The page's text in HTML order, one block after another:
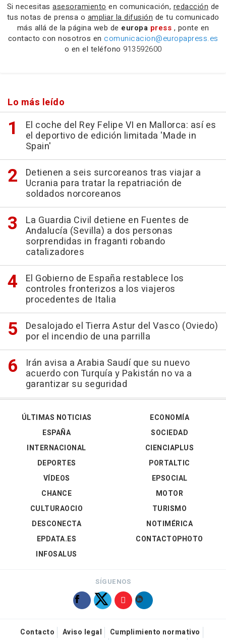
Si necesitas asesoramiento en comunicación, redacción de
tus notas de prensa o ampliar la difusión de tu comunicado
más allá de la página web de europa press , ponte en
contacto con nosotros en comunicacion@europapress.es
o en el teléfono 913592600
Lo más leído
El coche del Rey Felipe VI en Mallorca: así es
el deportivo de edición limitada 'Made in
Spain'
Detienen a seis surcoreanos tras viajar a
Ucrania para tratar la repatriación de
soldados norcoreanos
La Guardia Civil detiene en Fuentes de
Andalucía (Sevilla) a dos personas
sorprendidas in fraganti robando
catalizadores
El Gobierno de España restablece los
controles fronterizos a los viajeros
procedentes de Italia
Desalojado el Tierra Astur del Vasco (Oviedo)
por el incendio de una parrilla
Irán avisa a Arabia Saudí que su nuevo
acuerdo con Turquía y Pakistán no va a
garantizar su seguridad
ÚLTIMAS NOTICIAS
ESPAÑA
INTERNACIONAL
DEPORTES
VÍDEOS
ECONOMÍA
SOCIEDAD
CIENCIAPLUS
PORTALTIC
EPSOCIAL
CHANCE
CULTURAOCIO
DESCONECTA
EPDATA.ES
INFOSALUS
MOTOR
TURISMO
NOTIMÉRICA
CONTACTOPHOTO
SÍGUENOS
Contacto Aviso legal
Cumplimiento normativo